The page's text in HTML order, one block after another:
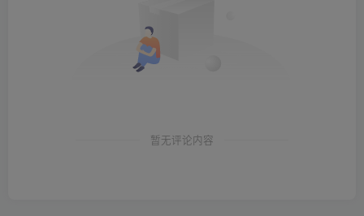
暂无评论内容